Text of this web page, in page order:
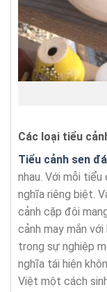
Các loại tiểu
Tiểu cảnh sen đá
nhau. Với mỗi
nghĩa riêng biệt.
cảnh cặp đôi
cảnh may mắn
trong sự nghiệp
nghĩa tái hiện
Việt một cách